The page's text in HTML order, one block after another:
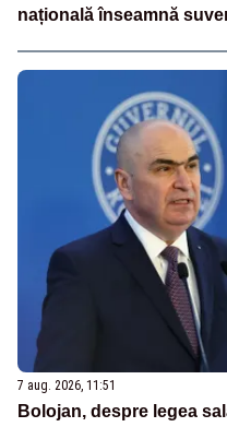
națională înseamnă
7 aug. 2026, 11:51
Bolojan, despre legea